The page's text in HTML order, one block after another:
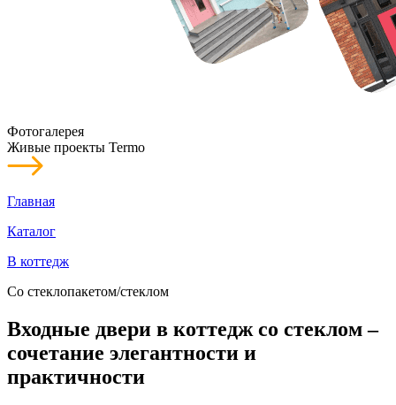
Фотогалерея
Живые проекты Termo
Главная
Каталог
В коттедж
Со стеклопакетом/стеклом
Входные двери в коттедж со стеклом –
сочетание элегантности и
практичности